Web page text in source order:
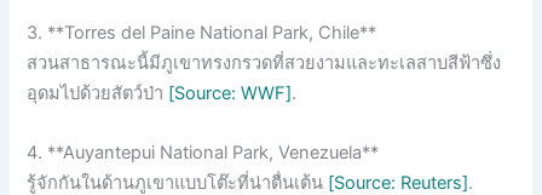
3. **Torres del Paine National Park, Chile**
สวนสาธารณะนี้มีภูเขาทรงกรวดที่สวยงามและทะเลสาบสีฟ้าซึ่ง
อุดมไปด้วยสัตว์ป่า [Source: WWF].
4. **Auyantepui National Park, Venezuela**
รู้จักกันในด้านภูเขาแบบโต๊ะที่น่าตื่นเต้น [Source: Reuters].